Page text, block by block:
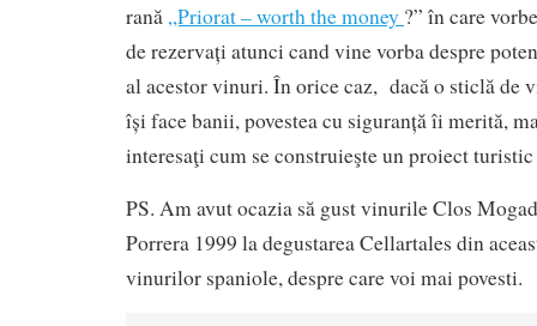
rană „Priorat – worth the money ?” în care
de rezervați atunci cand vine vorba despre
al acestor vinuri. În orice caz, dacă o sticlă de
își face banii, povestea cu siguranță îi merită,
interesaţi cum se construieşte un proiect
PS. Am avut ocazia să gust vinurile Clos
Porrera 1999 la degustarea Cellartales din
vinurilor spaniole, despre care voi mai povesti.